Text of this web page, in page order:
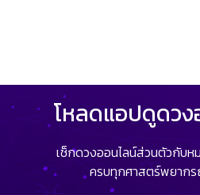
โหลดแอปดูดวง
เช็กดวงออนไลน์ส่วนตัวกับ
ครบทุกศาสตร์พยาก